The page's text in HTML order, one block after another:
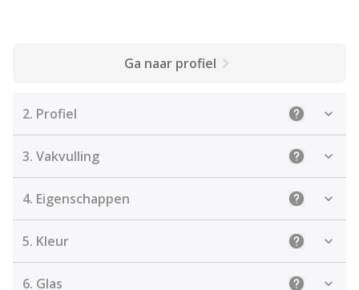
Ga naar profiel
2. Profiel Uitleg:
3. Vakvulling Uitleg: De
4. Eigenschappen Uitleg:
5. Kleur Uitleg:
6. Glas Uitleg: